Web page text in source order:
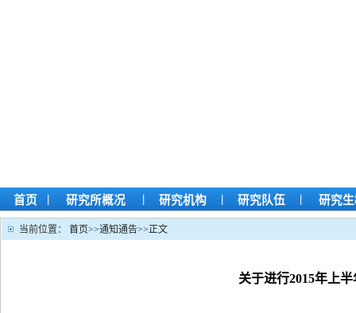
首页 | 研究所概况 | 研究机构 | 研究队伍 | 研究
当前位置： 首页>>通知通告>>正文
关于进行2015年上